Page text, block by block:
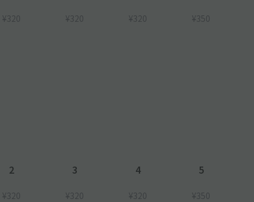
¥320 ¥320 ¥320 ¥350
2
¥320
3
¥320
4
¥320
5
¥350